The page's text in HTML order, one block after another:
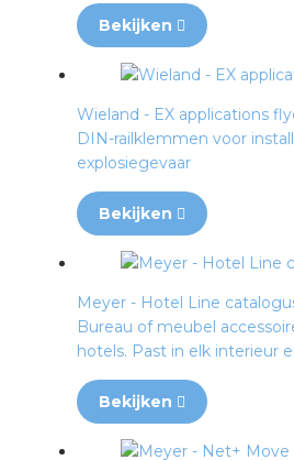
Bekijken
Wieland - EX applications
DIN-railklemmen voor
explosiegevaar
Bekijken
Meyer - Hotel Line
Bureau of meubel
hotels. Past in elk interieur
Bekijken
groothandels